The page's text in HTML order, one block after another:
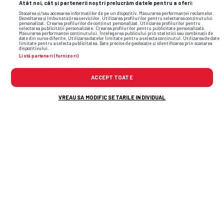
Atât noi, cât și partenerii noștri prelucrăm datele pentru a oferi:
Stocarea și/sau accesarea informațiilor de pe un dispozitiv. Măsurarea performanței reclamelor.
Dezvoltarea și îmbunătățirea serviciilor. Utilizarea profilurilor pentru selectarea conținutului
personalizat. Crearea profilurilor de conținut personalizat. Utilizarea profilurilor pentru
selectarea publicității personalizate. Crearea profilurilor pentru publicitate personalizată.
Măsurarea performanței conținutului. Înțelegerea publicului prin statistici sau combinații de
date din surse diferite. Utilizarea datelor limitate pentru a selecta conținutul. Utilizarea de date
limitate pentru a selecta publicitatea. Date precise de geolocație și identificarea prin scanarea
dispozitivului.
Listă parteneri (furnizori)
ACCEPT TOATE
VREAU SA MODIFIC SETARILE INDIVIDUAL